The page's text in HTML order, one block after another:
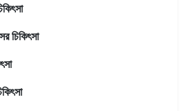
চিকিৎসা